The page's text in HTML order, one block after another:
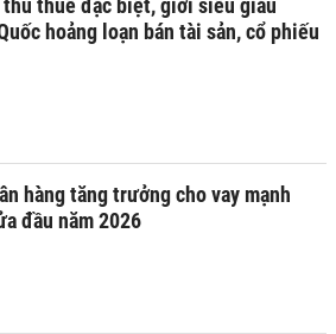
thuế đặc biệt, giới siêu giàu
hoảng loạn bán tài sản, cổ phiếu
hàng tăng trưởng cho vay mạnh
đầu năm 2026